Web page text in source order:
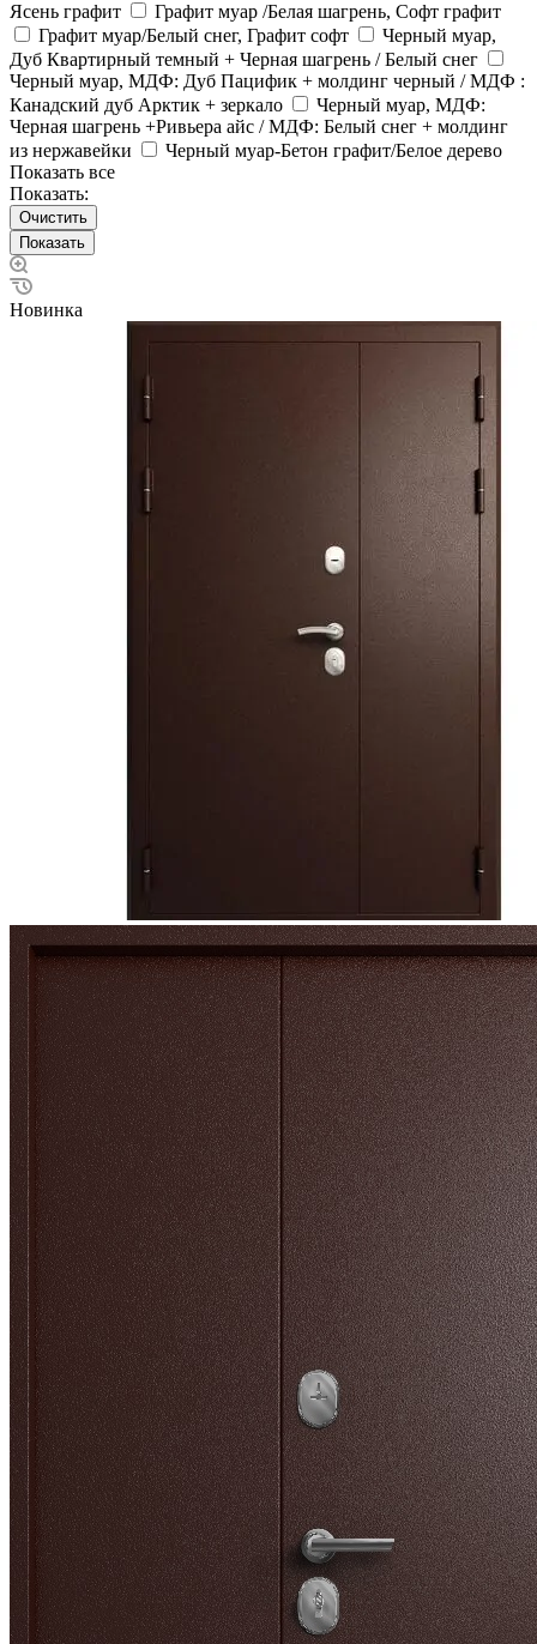
Ясень графит
Графит муар /Белая шагрень, Софт графит
Графит муар/Белый снег, Графит софт
Черный муар,
Дуб Квартирный темный + Черная шагрень / Белый снег
Черный муар, МДФ: Дуб Пацифик + молдинг черный / МДФ :
Канадский дуб Арктик + зеркало
Черный муар, МДФ:
Черная шагрень +Ривьера айс / МДФ: Белый снег + молдинг
из нержавейки
Черный муар-Бетон графит/Белое дерево
Показать все
Показать:
Очистить
Новинка